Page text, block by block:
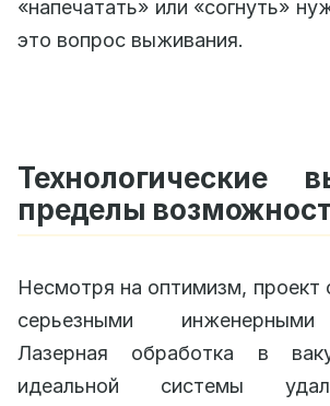
«напечатать» или «согнуть»
это вопрос выживания.
Технологические
пределы
Несмотря на оптимизм, проект
серьезными
Лазерная обработка в
идеальной системы